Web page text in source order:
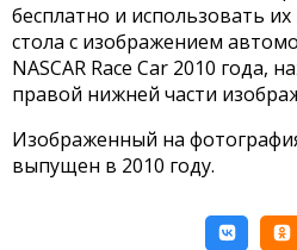
бесплатно и использовать
стола с изображением
NASCAR Race Car 2010 года,
правой нижней части
Изображенный на
выпущен в 2010 году.